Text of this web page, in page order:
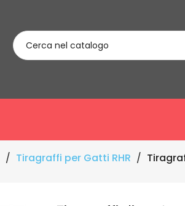
Tiragraffi per Gatti RHR